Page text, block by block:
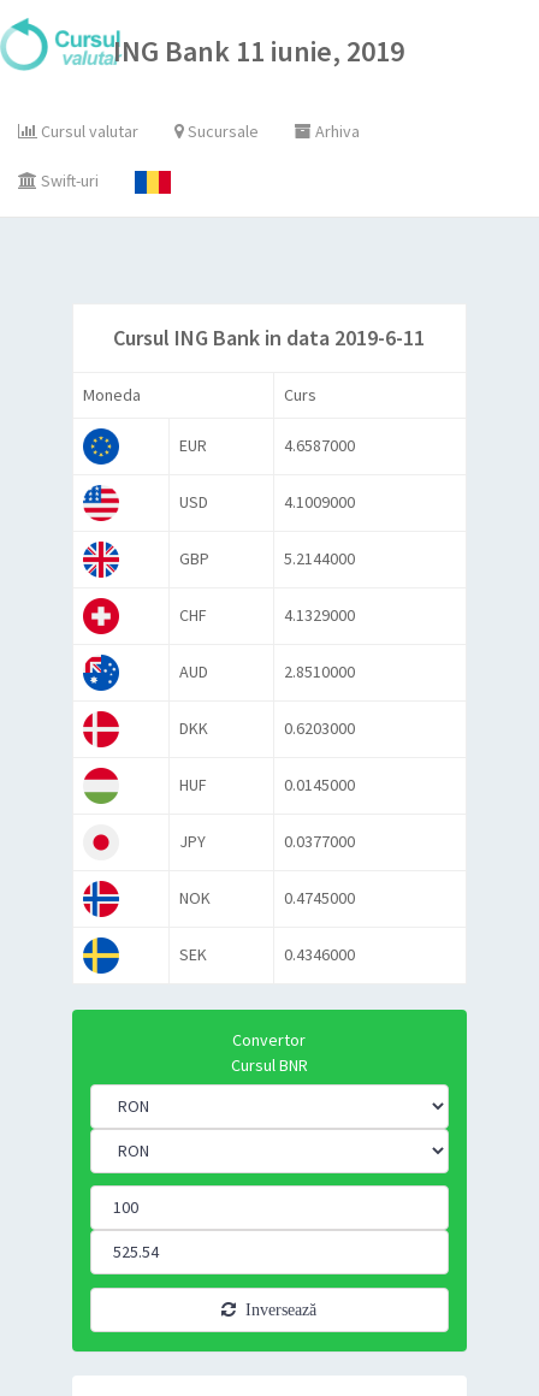
ING Bank 11 iunie, 2019
Cursul valutar Sucursale Arhiva
Swift-uri
Cursul ING Bank in data 2019-6-11
Moneda Curs
EUR 4.6587000
USD 4.1009000
GBP 5.2144000
CHF 4.1329000
AUD 2.8510000
DKK 0.6203000
HUF 0.0145000
JPY 0.0377000
NOK 0.4745000
SEK 0.4346000
Convertor
Cursul BNR
Inversează